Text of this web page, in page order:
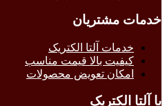
خدمات مشتریان
خدمات آلتا الکتریک
کیفیت بالا قیمت مناسب
امکان تعویض محصولات
با آلتا الکتریک